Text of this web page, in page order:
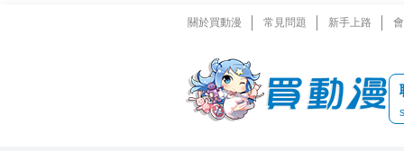
關於買動漫 常見問題 新手上路